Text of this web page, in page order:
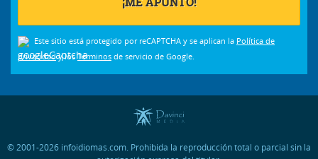
Este sitio está protegido por reCAPTCHA y se aplican la Política de
privacidady losTérminos de servicio de Google.
© 2001-2026 infoidiomas.com. Prohibida la reproducción total o parcial sin la